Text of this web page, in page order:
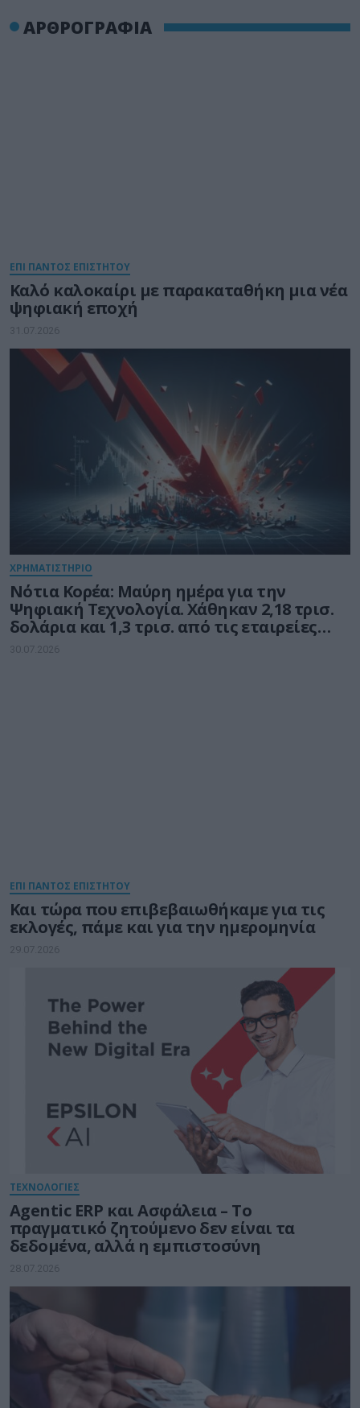
ΑΡΘΡΟΓΡΑΦΙΑ
ΕΠΙ ΠΑΝΤΟΣ ΕΠΙΣΤΗΤΟΥ
Καλό καλοκαίρι με παρακαταθήκη μια νέα
ψηφιακή εποχή
31.07.2026
ΧΡΗΜΑΤΙΣΤΗΡΙΟ
Νότια Κορέα: Μαύρη ημέρα για την
Ψηφιακή Τεχνολογία. Χάθηκαν 2,18 τρισ.
δολάρια και 1,3 τρισ. από τις εταιρείες
ημιαγωγών
30.07.2026
ΕΠΙ ΠΑΝΤΟΣ ΕΠΙΣΤΗΤΟΥ
Και τώρα που επιβεβαιωθήκαμε για τις
εκλογές, πάμε και για την ημερομηνία
29.07.2026
ΤΕΧΝΟΛΟΓΙΕΣ
Agentic ERP και Ασφάλεια – Το
πραγματικό ζητούμενο δεν είναι τα
δεδομένα, αλλά η εμπιστοσύνη
28.07.2026